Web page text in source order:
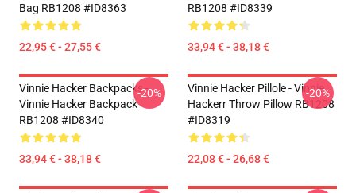
Bag RB1208 #ID8363
22,95 € - 27,55 €
RB1208 #ID8339
33,94 € - 38,18 €
Vinnie Hacker Backpacks -
Vinnie Hacker Backpack
RB1208 #ID8340
33,94 € - 38,18 €
-20%
Vinnie Hacker Pillole - Vinnie
Hackerr Throw Pillow RB1208
#ID8319
22,08 € - 26,68 €
-20%